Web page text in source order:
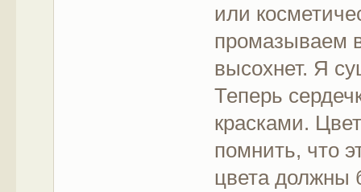
или
промазываем
высохнет. Я
Теперь
красками.
помнить, что
цвета должны